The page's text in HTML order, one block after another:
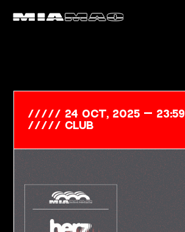
24 Oct, 2025 — 23:59
club